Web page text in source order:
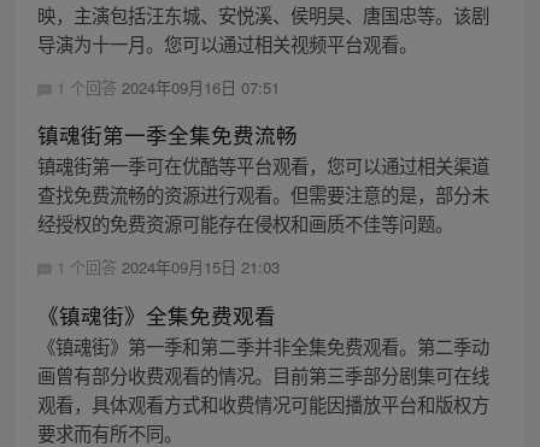
映，主演包括汪东城、安悦溪、侯明昊、唐国忠等。该剧
导演为十一月。您可以通过相关视频平台观看。
1 个回答 2024年09月16日 07:51
镇魂街第一季全集免费流畅
镇魂街第一季可在优酷等平台观看，您可以通过相关渠道
查找免费流畅的资源进行观看。但需要注意的是，部分未
经授权的免费资源可能存在侵权和画质不佳等问题。
1 个回答 2024年09月15日 21:03
《镇魂街》全集免费观看
《镇魂街》第一季和第二季并非全集免费观看。第二季动
画曾有部分收费观看的情况。目前第三季部分剧集可在线
观看，具体观看方式和收费情况可能因播放平台和版权方
要求而有所不同。